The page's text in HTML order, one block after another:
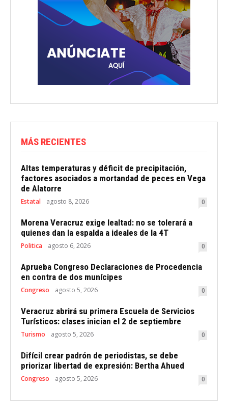
MÁS RECIENTES
Altas temperaturas y déficit de precipitación,
factores asociados a mortandad de peces en Vega
de Alatorre
Estatal agosto 8, 2026 0
Morena Veracruz exige lealtad: no se tolerará a
quienes dan la espalda a ideales de la 4T
Politica agosto 6, 2026 0
Aprueba Congreso Declaraciones de Procedencia
en contra de dos munícipes
Congreso agosto 5, 2026 0
Veracruz abrirá su primera Escuela de Servicios
Turísticos: clases inician el 2 de septiembre
Turismo agosto 5, 2026 0
Difícil crear padrón de periodistas, se debe
priorizar libertad de expresión: Bertha Ahued
Congreso agosto 5, 2026 0